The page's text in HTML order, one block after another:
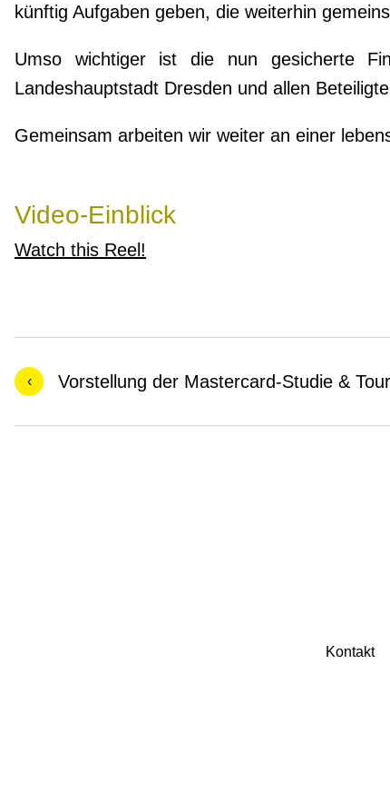
künftig Aufgaben geben, die weiterhin
Umso wichtiger ist die nun gesicherte
Landeshauptstadt Dresden und allen
Gemeinsam arbeiten wir weiter an einer
Video-Einblick
Watch this Reel!
‹ Vorstellung der Mastercard-Studie &
Kontakt